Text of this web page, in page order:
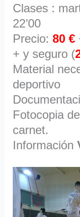
Clases :
22’00
Precio:80 €
+ y seguro (
Material
deportivo
Fotocopia
carnet.
Información